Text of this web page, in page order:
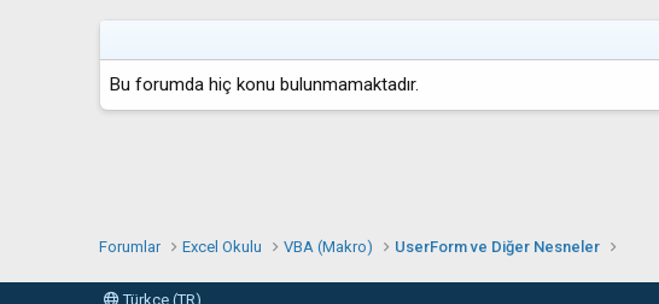
Bu forumda hiç konu bulunmamaktadır.
Forumlar Excel Okulu VBA (Makro) UserForm ve Diğer Nesneler
Türkçe (TR)